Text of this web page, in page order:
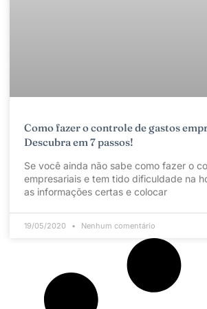
Como fazer o controle de gastos
Descubra em 7 passos!
Se você ainda não sabe como fazer o
empresariais e tem tido dificuldade na
as informações certas e colocar
19/05/2020 Nenhum comentário